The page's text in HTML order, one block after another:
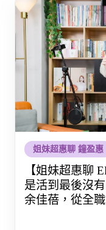
姐妹超惠聊 鐘盈惠
【姐妹超惠聊
是活到最後沒
余佳蓓，從全